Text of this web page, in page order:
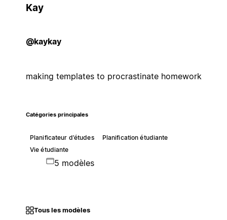
Kay
@kaykay
making templates to procrastinate homework
Catégories principales
Planificateur d’études
Planification étudiante
Vie étudiante
5 modèles
Tous les modèles